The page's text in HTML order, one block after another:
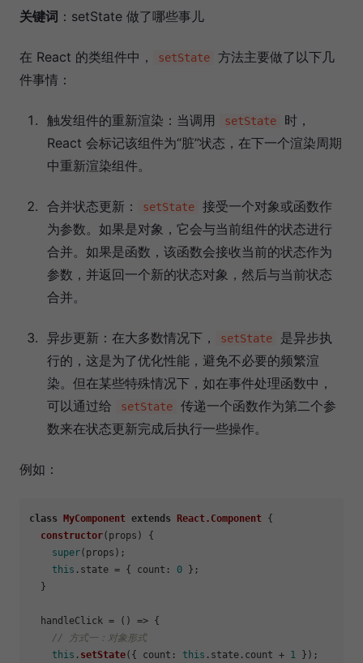
关键词 ：setState 做了哪些事儿
在 React 的类组件中， setState
方法主要做了以下几
件事情：
触发组件的重新渲染：当调用 setState
时，
React 会标记该组件为“脏”状态，在下一个渲染周期
中重新渲染组件。
合并状态更新： setState
接受一个对象或函数作
为参数。如果是对象，它会与当前组件的状态进行
合并。如果是函数，该函数会接收当前的状态作为
参数，并返回一个新的状态对象，然后与当前状态
合并。
异步更新：在大多数情况下， setState
是异步执
行的，这是为了优化性能，避免不必要的频繁渲
染。但在某些特殊情况下，如在事件处理函数中，
可以通过给
setState
传递一个函数作为第二个参
数来在状态更新完成后执行一些操作。
例如：
class MyComponent extends React.Component {
constructor( props ) {
super(props);
this . state = { count : 0 };
  }
  handleClick =
() => {
// 方式一：对象形式
this . setState({ count : this . state . count + 1
});